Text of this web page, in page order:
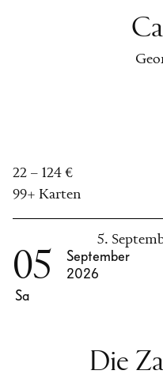
22 – 124 €
99+ Karten
Die
5.
05
Sa
September
2026